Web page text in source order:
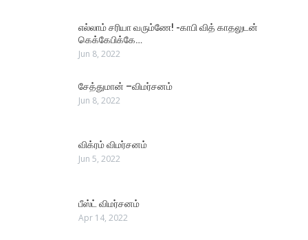
எல்லாம் சரியா வரும்ணே! -காபி வித் காதலுடன்
கெக்கேபிக்கே…
Jun 8, 2022
சேத்துமான் –விமர்சனம்
Jun 8, 2022
விக்ரம் விமர்சனம்
Jun 5, 2022
பீஸ்ட் விமர்சனம்
Apr 14, 2022